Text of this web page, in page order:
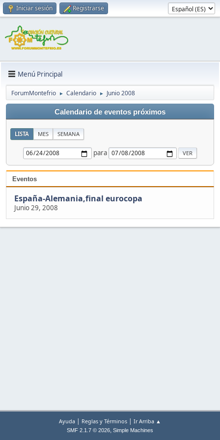
Iniciar sesión Registrarse
Menú Principal
ForumMontefrio ► Calendario ► Junio 2008
Calendario de eventos próximos
LISTA MES SEMANA
para
Eventos
España-Alemania,final eurocopa
Junio 29, 2008
Ayuda | Reglas y Términos | Ir Arriba ▲
SMF 2.1.7 © 2026, Simple Machines